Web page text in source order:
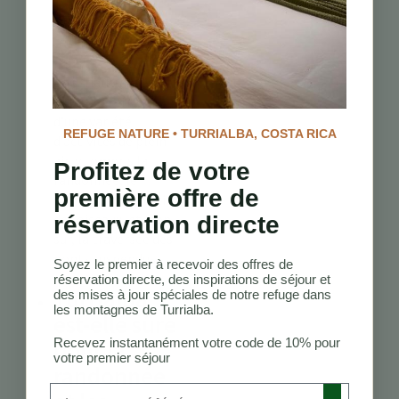
à Turrialba,
Costa Rica ?
À Turrialba, vous
pouvez profiter
d’activités de plein
air, y compris la
randonnée, le
rafting, l’observation
des oiseaux, et bien
sûr, la traversée des
ponts suspendus.
Turrialba
est-elle sûre
pour la
randonnée
REFUGE NATURE • TURRIALBA, COSTA RICA
Profitez de votre
première offre de
réservation directe
Soyez le premier à recevoir des offres de
réservation directe, des inspirations de séjour et
des mises à jour spéciales de notre refuge dans
les montagnes de Turrialba.
Recevez instantanément votre code de 10% pour
votre premier séjour